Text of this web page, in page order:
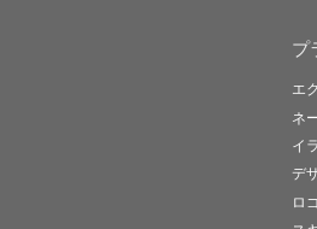
プ
エ
ネ
イ
デ
ロ